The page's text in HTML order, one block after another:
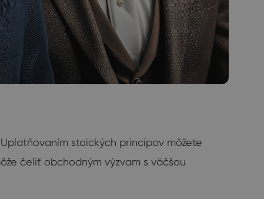
stoických princípov môžete
čeliť obchodným výzvam s väčšou